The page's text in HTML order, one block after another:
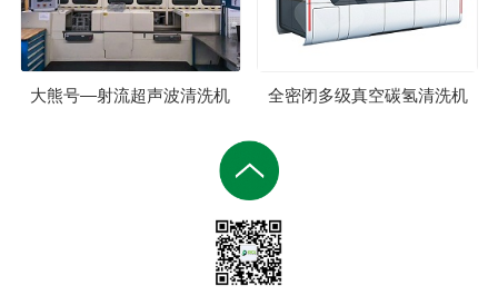
大熊号—射流超声波清洗机 全密闭多级真空碳氢清洗机